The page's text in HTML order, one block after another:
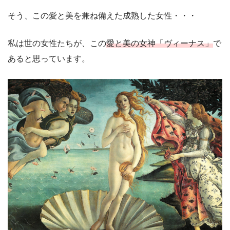
そう、この愛と美を兼ね備えた成熟した女性・・・
私は世の女性たちが、この愛と美の女神「ヴィーナス」で
あると思っています。